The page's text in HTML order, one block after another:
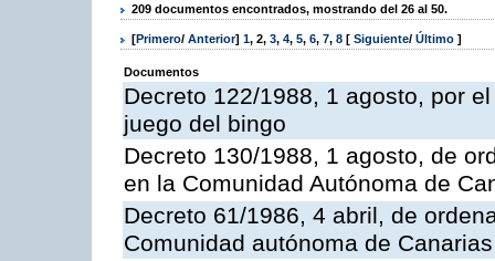
209 documentos encontrados, mostrando del 26 al 50.
[Primero/ Anterior] 1, 2, 3, 4, 5, 6, 7, 8 [ Siguiente/ Último ]
Documentos
Decreto 122/1988, 1 agosto, por
juego del bingo
Decreto 130/1988, 1 agosto, de
en la Comunidad Autónoma de
Decreto 61/1986, 4 abril, de
Comunidad autónoma de Canarias